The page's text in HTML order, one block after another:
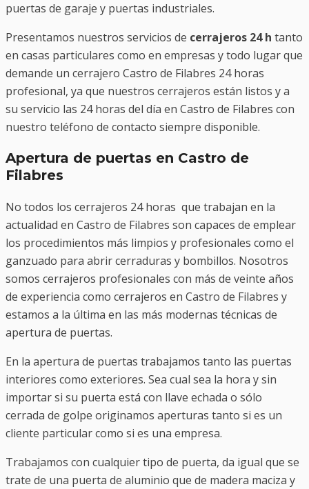
puertas de garaje y puertas industriales.
Presentamos nuestros servicios de cerrajeros 24 h tanto
en casas particulares como en empresas y todo lugar que
demande un cerrajero Castro de Filabres 24 horas
profesional, ya que nuestros cerrajeros están listos y a
su servicio las 24 horas del día en Castro de Filabres con
nuestro teléfono de contacto siempre disponible.
Apertura de puertas en Castro de
Filabres
No todos los cerrajeros 24 horas que trabajan en la
actualidad en Castro de Filabres son capaces de emplear
los procedimientos más limpios y profesionales como el
ganzuado para abrir cerraduras y bombillos. Nosotros
somos cerrajeros profesionales con más de veinte años
de experiencia como cerrajeros en Castro de Filabres y
estamos a la última en las más modernas técnicas de
apertura de puertas.
En la apertura de puertas trabajamos tanto las puertas
interiores como exteriores. Sea cual sea la hora y sin
importar si su puerta está con llave echada o sólo
cerrada de golpe originamos aperturas tanto si es un
cliente particular como si es una empresa.
Trabajamos con cualquier tipo de puerta, da igual que se
trate de una puerta de aluminio que de madera maciza y